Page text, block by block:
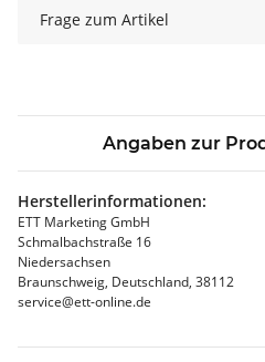
Frage zum Artikel
Angaben zur
Herstellerinformationen:
ETT Marketing GmbH
Schmalbachstraße 16
Niedersachsen
Braunschweig, Deutschland, 38112
service@ett-online.de